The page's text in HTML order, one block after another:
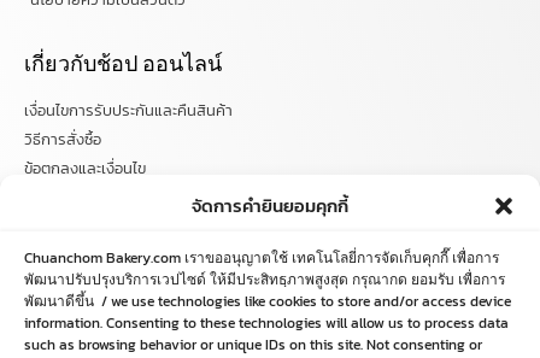
จัดการคำยินยอมคุกกี้
Chuanchom Bakery.com เราขออนุญาตใช้ เทคโนโลยี่การจัดเก็บคุกกี๊ เพื่อการ
พัฒนาปรับปรุงบริการเวปไซด์ ให้มีประสิทธฺภาพสูงสุด กรุณากด ยอมรับ เพื่อการ
พัฒนาดีขึ้น / we use technologies like cookies to store and/or access device
information. Consenting to these technologies will allow us to process data
such as browsing behavior or unique IDs on this site. Not consenting or
เกี่ยวกับช้อป ออนไลน์
เงื่อนไขการรับประกันและคืนสินค้า
วิธีการสั่งซื้อ
ข้อตกลงและเงื่อนไข
ติดตามข่าวสารได้ที่
chuanchombakery
chuanchombakery